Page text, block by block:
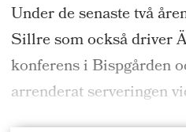
Under de senaste två
Sillre som också driver
konferens i Bispgården
arrenderat serveringen